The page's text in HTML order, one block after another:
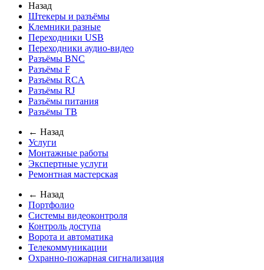
Назад
Штекеры и разъёмы
Клемники разные
Переходники USB
Переходники аудио-видео
Разъёмы BNC
Разъёмы F
Разъёмы RCA
Разъёмы RJ
Разъёмы питания
Разъёмы ТВ
← Назад
Услуги
Монтажные работы
Экспертные услуги
Ремонтная мастерская
← Назад
Портфолио
Системы видеоконтроля
Контроль доступа
Ворота и автоматика
Телекоммуникации
Охранно-пожарная сигнализация